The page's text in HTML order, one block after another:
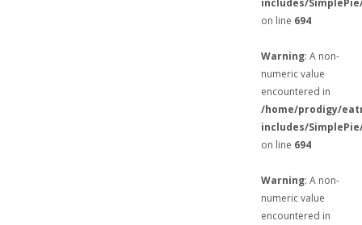
on line 694
Warning: A non-
numeric value
encountered in
/home/prodigy/
includes/
on line 694
Warning: A non-
numeric value
encountered in